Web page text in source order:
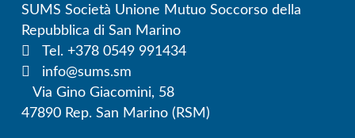
SUMS Società Unione Mutuo Soccorso della
Repubblica di San Marino
Tel. +378 0549 991434
info@sums.sm
Via Gino Giacomini, 58
47890 Rep. San Marino (RSM)